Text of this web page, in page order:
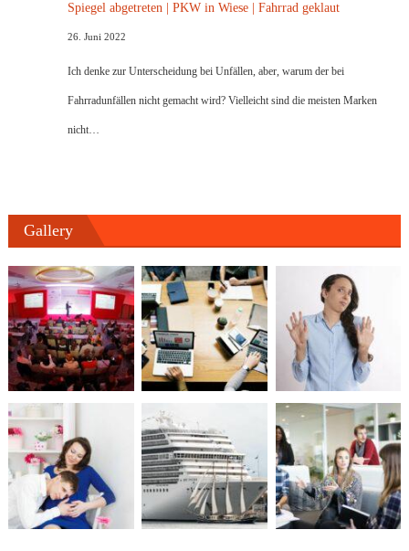
Spiegel abgetreten | PKW in Wiese | Fahrrad geklaut
26. Juni 2022
Ich denke zur Unterscheidung bei Unfällen, aber, warum der bei
Fahrradunfällen nicht gemacht wird? Vielleicht sind die meisten Marken
nicht…
Gallery